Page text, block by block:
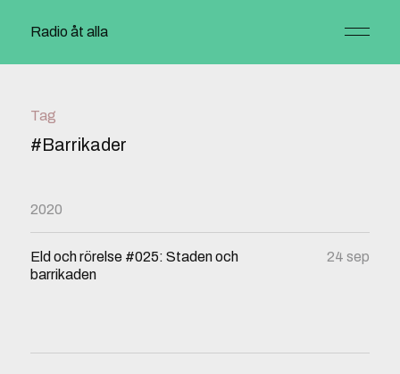
Radio åt alla
Tag
#Barrikader
2020
Eld och rörelse #025: Staden och
barrikaden
24 sep